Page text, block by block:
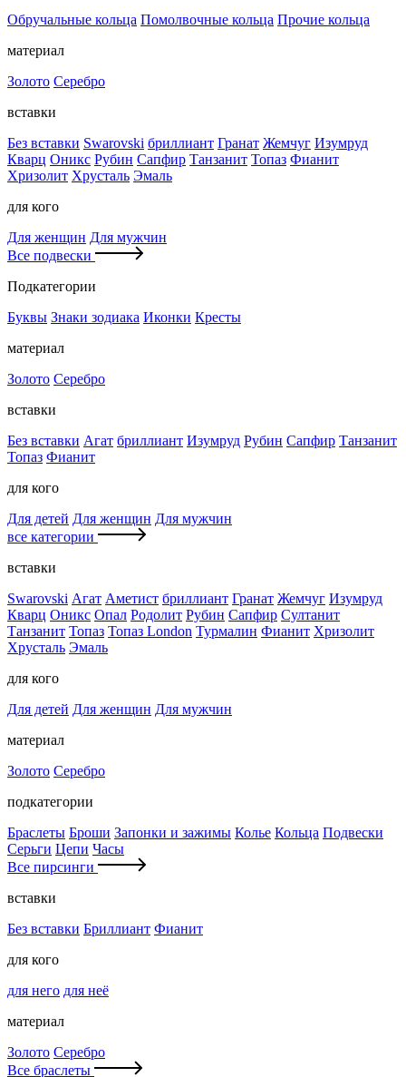
Обручальные кольца Помолвочные кольца Прочие кольца
материал
Золото Серебро
вставки
Без вставки Swarovski бриллиант Гранат Жемчуг Изумруд
Кварц Оникс Рубин Сапфир Танзанит Топаз Фианит
Хризолит Хрусталь Эмаль
для кого
Для женщин Для мужчин
Все подвески
Подкатегории
Буквы Знаки зодиака Иконки Кресты
материал
Золото Серебро
вставки
Без вставки Агат бриллиант Изумруд Рубин Сапфир Танзанит
Топаз Фианит
для кого
Для детей Для женщин Для мужчин
все категории
вставки
Swarovski Агат Аметист бриллиант Гранат Жемчуг Изумруд
Кварц Оникс Опал Родолит Рубин Сапфир Султанит
Танзанит Топаз Топаз London Турмалин Фианит Хризолит
Хрусталь Эмаль
для кого
Для детей Для женщин Для мужчин
материал
Золото Серебро
подкатегории
Браслеты Броши Запонки и зажимы Колье Кольца Подвески
Серьги Цепи Часы
Все пирсинги
вставки
Без вставки Бриллиант Фианит
для кого
для него для неё
материал
Золото Серебро
Все браслеты